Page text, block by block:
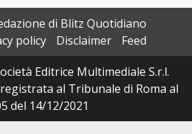
di Blitz Quotidiano
policy Disclaimer
Feed
Editrice Multimediale S.r.l.
al Tribunale di Roma al
del 14/12/2021